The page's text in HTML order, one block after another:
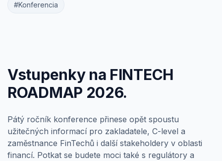
#Konferencia
Vstupenky na FINTECH
ROADMAP 2026.
Pátý ročník konference přinese opět spoustu
užitečných informací pro zakladatele, C-level a
zaměstnance FinTechů i další stakeholdery v oblasti
financí. Potkat se budete moci také s regulátory a